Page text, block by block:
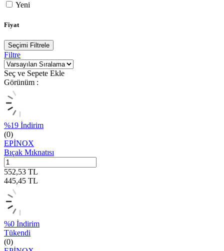
Yeni
Fiyat
Seçimi Filtrele
Filtre
Seç ve Sepete Ekle
Görünüm :
%19 İndirim
(0)
EPİNOX
Bıçak Mıknatısı
552,53 TL
445,45 TL
%0 İndirim
Tükendi
(0)